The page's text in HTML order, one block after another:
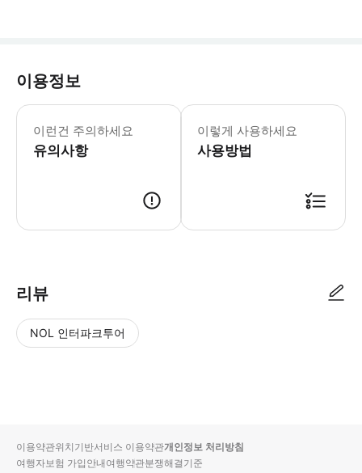
이용정보
이런건 주의하세요
유의사항
- 사용 유의사항 * 연결 문제가 발생
이렇게 사용하세요
사용방법
리뷰
NOL 인터파크투어
입니
다.
순
상
이용약관위치기반서비스 이용약관개인정보 처리방침
여행자보험 가입안내여행약관분쟁해결기준